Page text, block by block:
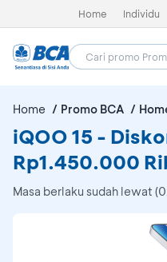
Home Individu
Home Promo BCA
iQOO 15 -
Rp1.450.000
Masa berlaku sudah lewat